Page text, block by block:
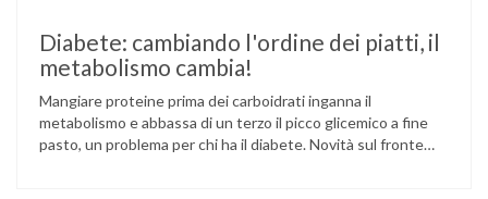
Diabete: cambiando l'ordine dei piatti, il
metabolismo cambia!
Mangiare proteine prima dei carboidrati inganna il
metabolismo e abbassa di un terzo il picco glicemico a fine
pasto, un problema per chi ha il diabete. Novità sul fronte